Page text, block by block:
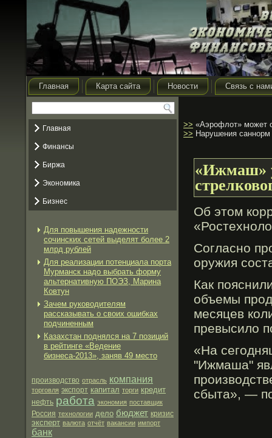
Главная Карта сайта Новости Связь с
Главная
Финансы
Биржа
Экономика
Бизнес
Для повышения надежности
сочинских сетей выделят более 2
млрд рублей
Для реализации потенциала порта
Мурманск надо выбрать форму
альтернативную ПОЭЗ, Марина
Ковтун
Зачем руководителям
рассказывать о своих ошибках
подчиненным
Казахстан поднялся на 7 позиций
в рейтинге «Ведение
бизнеса-2013», заняв 49 место
производство отрасль компания
торговля экспорт капитал торги кредит
нефть работа экономия поставщик
Россия технологии дело бюджет кризис
эксперт валюта отчёт вакансии импорт
банк
>> «Аэрофлот» может
>> Нарушения саннорм
«Ижмаш»
Об этом
Согласно
оружия
Как
объемы
месяцев
превысило
«На
"Ижмаша"
сбыта», —